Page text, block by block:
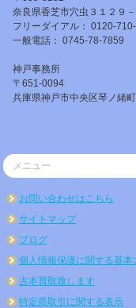
奈良県香芝市穴虫３１２９
フリーダイアル： 0120-
一般電話： 0745-78-7859
神戸事務所
〒651-0094
兵庫県神戸市中央区琴ノ緒
メニュー
お問い合わせはこちら
サイトマップ
ブログ
個人情報保護に関する基本
古本買取致します
特定商取引に関する表示